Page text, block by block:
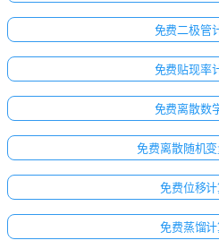
免费二极管
免费贴现率
免费离散数
免费离散随机
免费位移
免费蒸馏